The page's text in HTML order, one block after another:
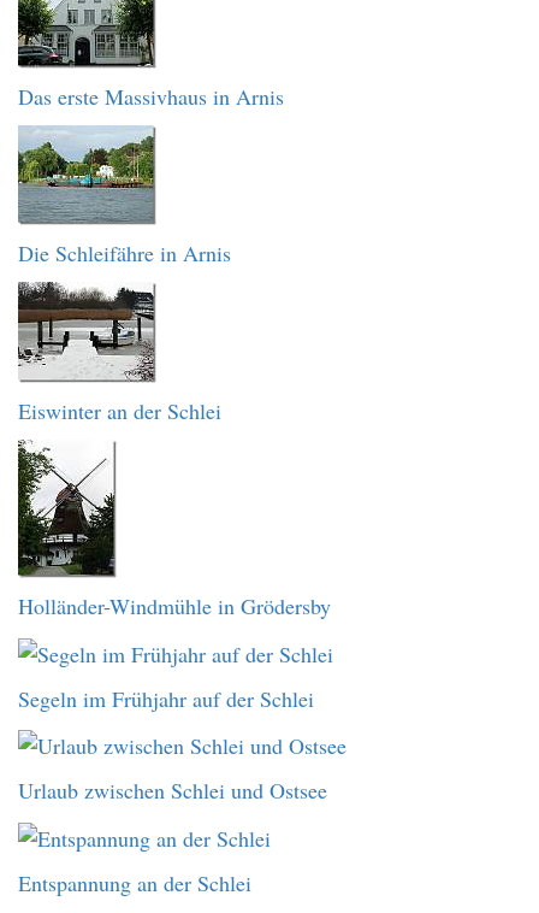
Das erste Massivhaus in Arnis
Die Schleifähre in Arnis
Eiswinter an der Schlei
Holländer-Windmühle in Grödersby
Segeln im Frühjahr auf der Schlei
Urlaub zwischen Schlei und Ostsee
Entspannung an der Schlei